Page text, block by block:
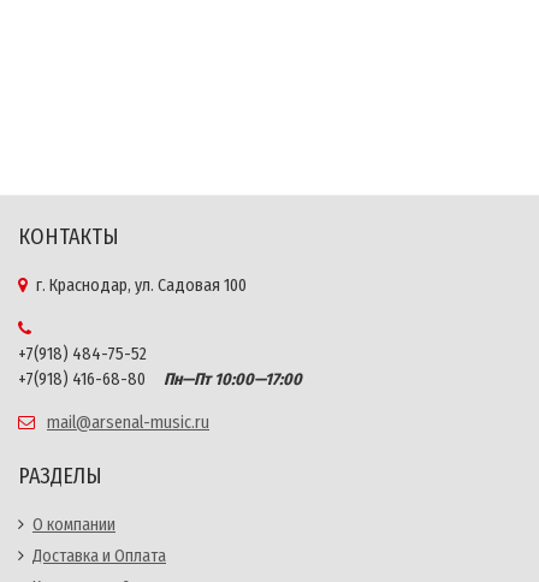
КОНТАКТЫ
г. Краснодар, ул. Садовая 100
+7(918) 484-75-52
+7(918) 416-68-80
Пн—Пт 10:00—17:00
mail@arsenal-music.ru
РАЗДЕЛЫ
О компании
Доставка и Оплата